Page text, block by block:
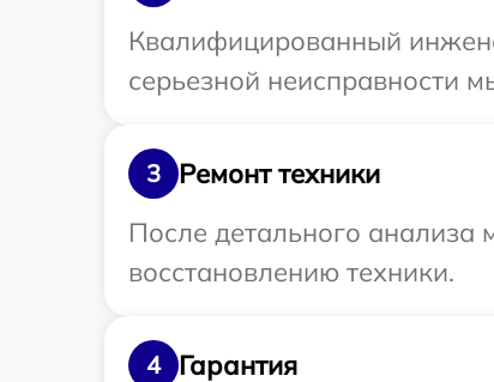
Квалифицированный
серьезной неисправности
3
Ремонт техники
После детального анализа
восстановлению техники.
4
Гарантия